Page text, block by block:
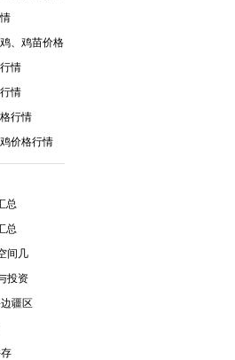
、鸡苗价格
情
情
行情
价格行情
总
总
间几
投资
疆区